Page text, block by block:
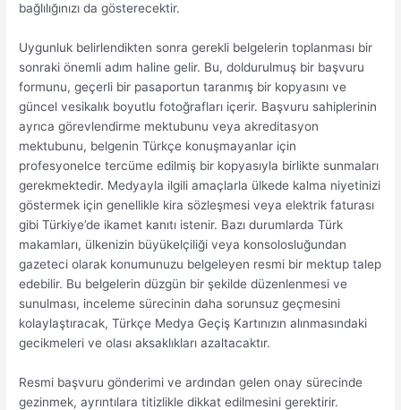
bağlılığınızı da gösterecektir.
Uygunluk belirlendikten sonra gerekli belgelerin toplanması bir
sonraki önemli adım haline gelir. Bu, doldurulmuş bir başvuru
formunu, geçerli bir pasaportun taranmış bir kopyasını ve
güncel vesikalık boyutlu fotoğrafları içerir. Başvuru sahiplerinin
ayrıca görevlendirme mektubunu veya akreditasyon
mektubunu, belgenin Türkçe konuşmayanlar için
profesyonelce tercüme edilmiş bir kopyasıyla birlikte sunmaları
gerekmektedir. Medyayla ilgili amaçlarla ülkede kalma niyetinizi
göstermek için genellikle kira sözleşmesi veya elektrik faturası
gibi Türkiye’de ikamet kanıtı istenir. Bazı durumlarda Türk
makamları, ülkenizin büyükelçiliği veya konsolosluğundan
gazeteci olarak konumunuzu belgeleyen resmi bir mektup talep
edebilir. Bu belgelerin düzgün bir şekilde düzenlenmesi ve
sunulması, inceleme sürecinin daha sorunsuz geçmesini
kolaylaştıracak, Türkçe Medya Geçiş Kartınızın alınmasındaki
gecikmeleri ve olası aksaklıkları azaltacaktır.
Resmi başvuru gönderimi ve ardından gelen onay sürecinde
gezinmek, ayrıntılara titizlikle dikkat edilmesini gerektirir.